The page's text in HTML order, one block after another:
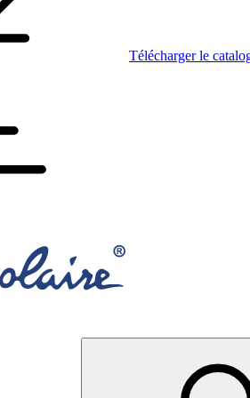
Télécharger le